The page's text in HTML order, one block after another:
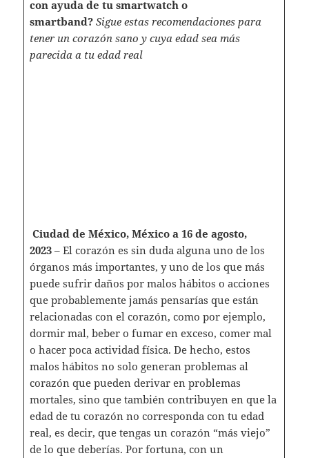
con ayuda de tu smartwatch o
smartband? Sigue estas recomendaciones para
tener un corazón sano y cuya edad sea más
parecida a tu edad real
Ciudad de México, México a 16 de agosto,
2023– El corazón es sin duda alguna uno de los
órganos más importantes, y uno de los que más
puede sufrir daños por malos hábitos o acciones
que probablemente jamás pensarías que están
relacionadas con el corazón, como por ejemplo,
dormir mal, beber o fumar en exceso, comer mal
o hacer poca actividad física. De hecho, estos
malos hábitos no solo generan problemas al
corazón que pueden derivar en problemas
mortales, sino que también contribuyen en que la
edad de tu corazón no corresponda con tu edad
real, es decir, que tengas un corazón “más viejo”
de lo que deberías. Por fortuna, con un